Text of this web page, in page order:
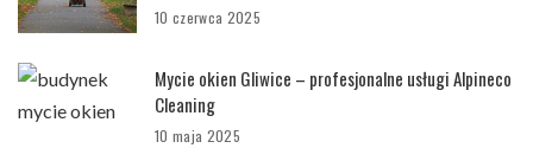
10 czerwca 2025
Mycie okien Gliwice – profesjonalne usługi Alpineco
Cleaning
10 maja 2025